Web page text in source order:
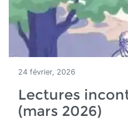
24 février, 2026
Lectures
(mars 2026)